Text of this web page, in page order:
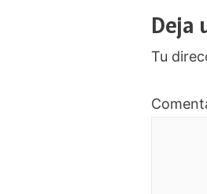
Deja
Tu